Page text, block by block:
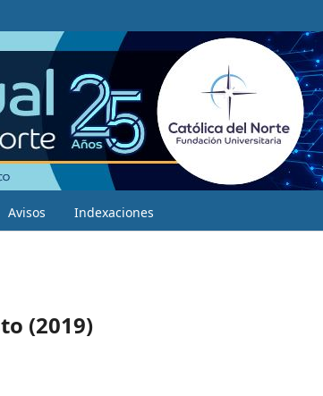
Avisos Indexaciones
(2019)